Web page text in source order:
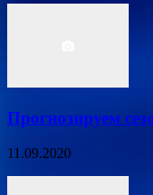
Прогнозируем
11.09.2020